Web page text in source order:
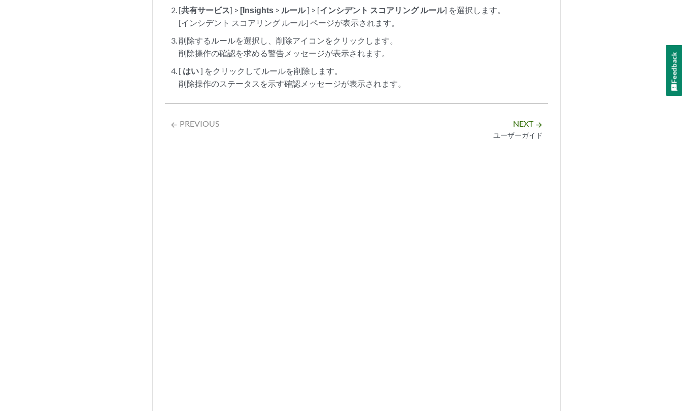
[共有サービス] > [Insights > ルール] > [インシデント スコアリング ルール] を選択します。
[インシデント スコアリング ルール] ページが表示されます。
削除するルールを選択し、削除アイコンをクリックします。
削除操作の確認を求める警告メッセージが表示されます。
[ はい] をクリックしてルールを削除します。
削除操作のステータスを示す確認メッセージが表示されます。
arrow_backward PREVIOUS NEXT arrow_forward
ユーザーガイド
Feedback